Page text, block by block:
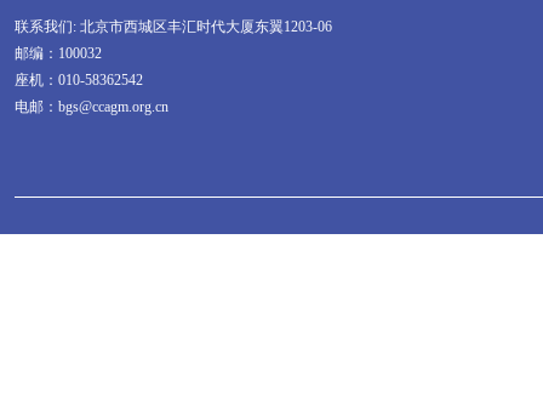
联系我们: 北京市西城区丰汇时代大厦东翼1203-06
邮编：100032
座机：010-58362542
电邮：bgs@ccagm.org.cn